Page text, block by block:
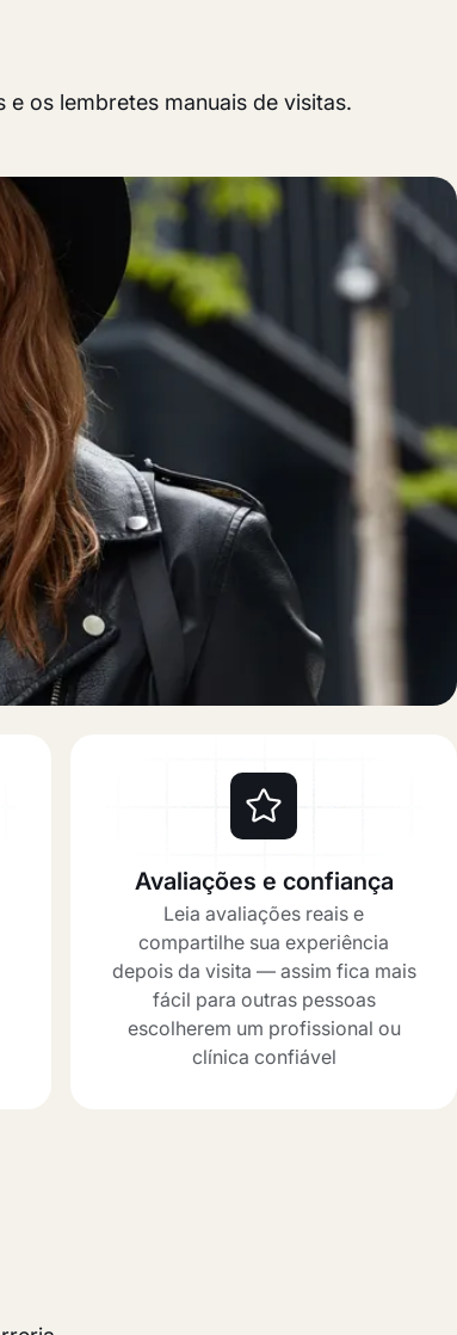
os lembretes manuais de visitas.
Avaliações e confiança
Leia avaliações reais e
compartilhe sua experiência
depois da visita — assim fica mais
fácil para outras pessoas
escolherem um profissional ou
clínica confiável